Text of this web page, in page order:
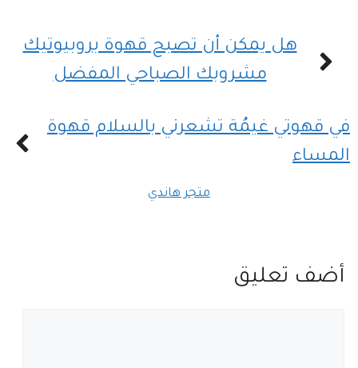
هل يمكن أن تصبح قهوة بروبيوتيك
مشروبك الصباحي المفضل
في قهوتي غيمُة تشعرني بالسلام قهوة
المساء
متجر هاندي
أضف تعليق